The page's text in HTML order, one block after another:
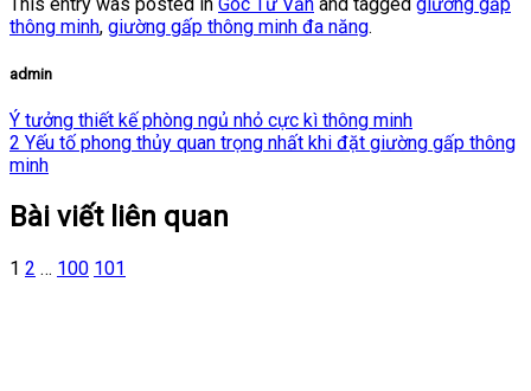
This entry was posted in Góc Tư Vấn and tagged giường gấp
thông minh, giường gấp thông minh đa năng.
admin
Ý tưởng thiết kế phòng ngủ nhỏ cực kì thông minh
2 Yếu tố phong thủy quan trọng nhất khi đặt giường gấp thông
minh
Bài viết liên quan
1 2 … 100 101